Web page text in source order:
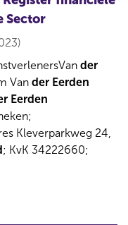
Sector
der
Van der Eerden
Eerden
Kleverparkweg 24,
; KvK 34222660;